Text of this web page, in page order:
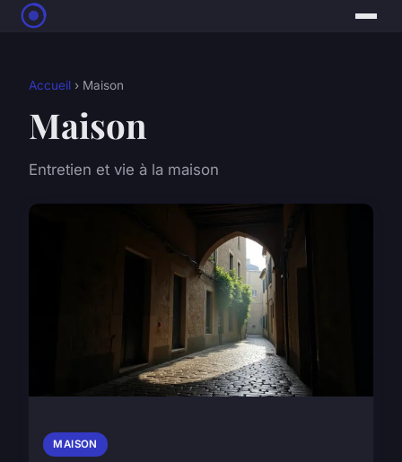
Accueil › Maison
Maison
Entretien et vie à la maison
MAISON